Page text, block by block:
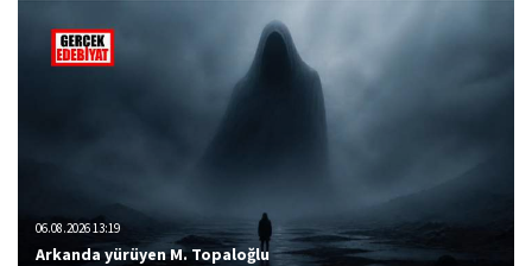
06.08.2026 13:19
Arkanda yürüyen M. Topaloğlu